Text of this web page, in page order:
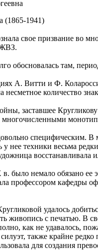
(1865-1941)
свое призвание во
обосновалась там,
А. Витти и Ф.
количество
заставшее
специфическим.
нее техники весьма
восстанавливала
в. было немало обязано
профессором кафедры
удалось
живопись с печатью. В
как не удавалось,
также крайне
для создания